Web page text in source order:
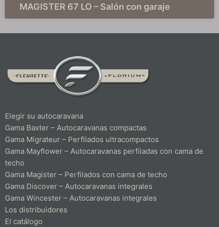
MAGISTER 67 LO – Salón con garaje
Elegir su autocaravana
Gama Baxter – Autocaravanas compactas
Gama Migrateur – Perfilados ultracompactos
Gama Mayflower – Autocaravanas perfiladas con cama de
techo
Gama Magister – Perfilados con cama de techo
Gama Discover – Autocaravanas integrales
Gama Wincester – Autocaravanas integrales
Los distribuidores
El catálogo